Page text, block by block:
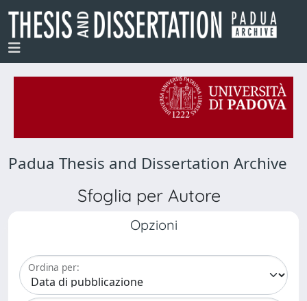
Padua Thesis and Dissertation Archive
Sfoglia per Autore
Opzioni
Ordina per: